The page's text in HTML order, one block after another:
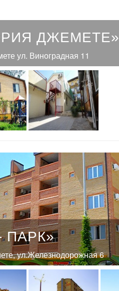
ДЖЕМЕТЕ»
ул. Виноградная 11
ПАРК»
ул.Железнодорожная 6